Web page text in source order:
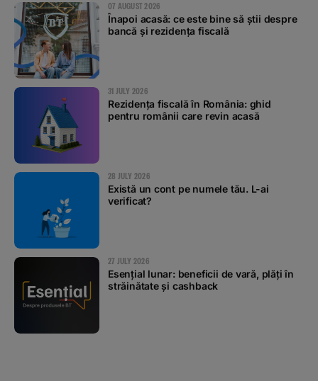
07 AUGUST 2026
Înapoi acasă: ce este bine să știi despre
bancă și rezidența fiscală
31 JULY 2026
Rezidența fiscală în România: ghid
pentru românii care revin acasă
28 JULY 2026
Există un cont pe numele tău. L-ai
verificat?
27 JULY 2026
Esențial lunar: beneficii de vară, plăți în
străinătate și cashback